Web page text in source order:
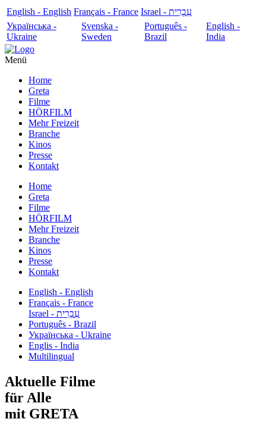
English - English Français - France
עִבְרִית - Israel
Українська -
Ukraine
Svenska -
Sweden
Português -
Brazil
English -
India
Menü
Home
Greta
Filme
HÖRFILM
Mehr Freizeit
Branche
Kinos
Presse
Kontakt
Home
Greta
Filme
HÖRFILM
Mehr Freizeit
Branche
Kinos
Presse
Kontakt
English - English
Français - France
עִבְרִית - Israel
Português - Brazil
Українська - Ukraine
Englis - India
Multilingual
Aktuelle Filme
für Alle
mit GRETA